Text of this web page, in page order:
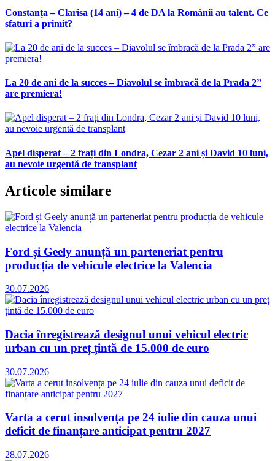
Constanța – Clarisa (14 ani) – 4 de DA la Românii au talent. Ce
sfaturi a primit?
La 20 de ani de la succes – Diavolul se îmbracă de la Prada 2”
are premiera!
Apel disperat – 2 frați din Londra, Cezar 2 ani și David 10 luni,
au nevoie urgentă de transplant
Articole similare
Ford și Geely anunță un parteneriat pentru
producția de vehicule electrice la Valencia
30.07.2026
Dacia înregistrează designul unui vehicul electric
urban cu un preț țintă de 15.000 de euro
30.07.2026
Varta a cerut insolvența pe 24 iulie din cauza unui
deficit de finanțare anticipat pentru 2027
28.07.2026